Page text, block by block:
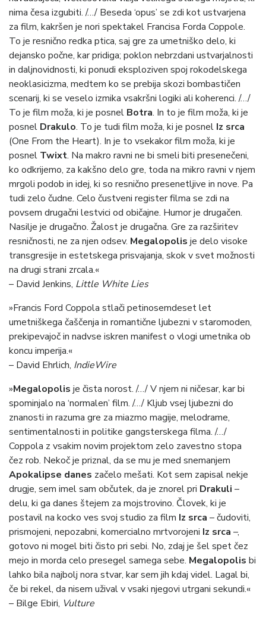
nima česa izgubiti. /…/ Beseda ‘opus’ se zdi kot ustvarjena
za film, kakršen je nori spektakel Francisa Forda Coppole.
To je resnično redka ptica, saj gre za umetniško delo, ki
dejansko počne, kar pridiga; poklon nebrzdani ustvarjalnosti
in daljnovidnosti, ki ponudi eksploziven spoj rokodelskega
neoklasicizma, medtem ko se prebija skozi bombastičen
scenarij, ki se veselo izmika vsakršni logiki ali koherenci. /…/
To je film moža, ki je posnel Botra. In to je film moža, ki je
posnel Drakulo. To je tudi film moža, ki je posnel Iz srca
(One From the Heart). In je to vsekakor film moža, ki je
posnel Twixt. Na makro ravni ne bi smeli biti presenečeni,
ko odkrijemo, za kakšno delo gre, toda na mikro ravni v njem
mrgoli podob in idej, ki so resnično presenetljive in nove. Pa
tudi zelo čudne. Celo čustveni register filma se zdi na
povsem drugačni lestvici od običajne. Humor je drugačen.
Nasilje je drugačno. Žalost je drugačna. Gre za razširitev
resničnosti, ne za njen odsev. Megalopolis je delo visoke
transgresije in estetskega prisvajanja, skok v svet možnosti
na drugi strani zrcala.«
– David Jenkins, Little White Lies
»Francis Ford Coppola stlači petinosemdeset let
umetniškega čaščenja in romantične ljubezni v staromoden,
prekipevajoč in nadvse iskren manifest o vlogi umetnika ob
koncu imperija.«
– David Ehrlich, IndieWire
»Megalopolis je čista norost. /…/ V njem ni ničesar, kar bi
spominjalo na ‘normalen’ film. /…/ Kljub vsej ljubezni do
znanosti in razuma gre za miazmo magije, melodrame,
sentimentalnosti in politike gangsterskega filma. /…/
Coppola z vsakim novim projektom zelo zavestno stopa
čez rob. Nekoč je priznal, da se mu je med snemanjem
Apokalipse danes začelo mešati. Kot sem zapisal nekje
drugje, sem imel sam občutek, da je znorel pri Drakuli –
delu, ki ga danes štejem za mojstrovino. Človek, ki je
postavil na kocko ves svoj studio za film Iz srca – čudoviti,
prismojeni, nepozabni, komercialno mrtvorojeni Iz srca –,
gotovo ni mogel biti čisto pri sebi. No, zdaj je šel spet čez
mejo in morda celo presegel samega sebe. Megalopolis bi
lahko bila najbolj nora stvar, kar sem jih kdaj videl. Lagal bi,
če bi rekel, da nisem užival v vsaki njegovi utrgani sekundi.«
– Bilge Ebiri, Vulture